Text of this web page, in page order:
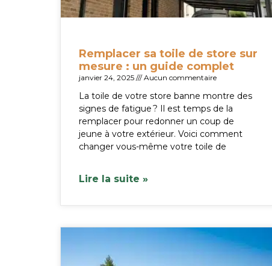
Remplacer sa toile de store sur
mesure : un guide complet
janvier 24, 2025 Aucun commentaire
La toile de votre store banne montre des
signes de fatigue ? Il est temps de la
remplacer pour redonner un coup de
jeune à votre extérieur. Voici comment
changer vous-même votre toile de
Lire la suite »